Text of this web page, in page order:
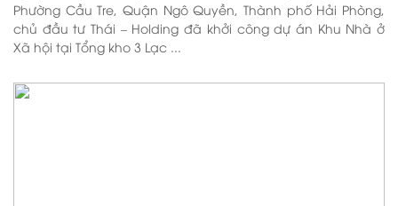
Phường Cầu Tre, Quận Ngô Quyền, Thành phố Hải Phòng,
chủ đầu tư Thái – Holding đã khởi công dự án Khu Nhà ở
Xã hội tại Tổng kho 3 Lạc ...